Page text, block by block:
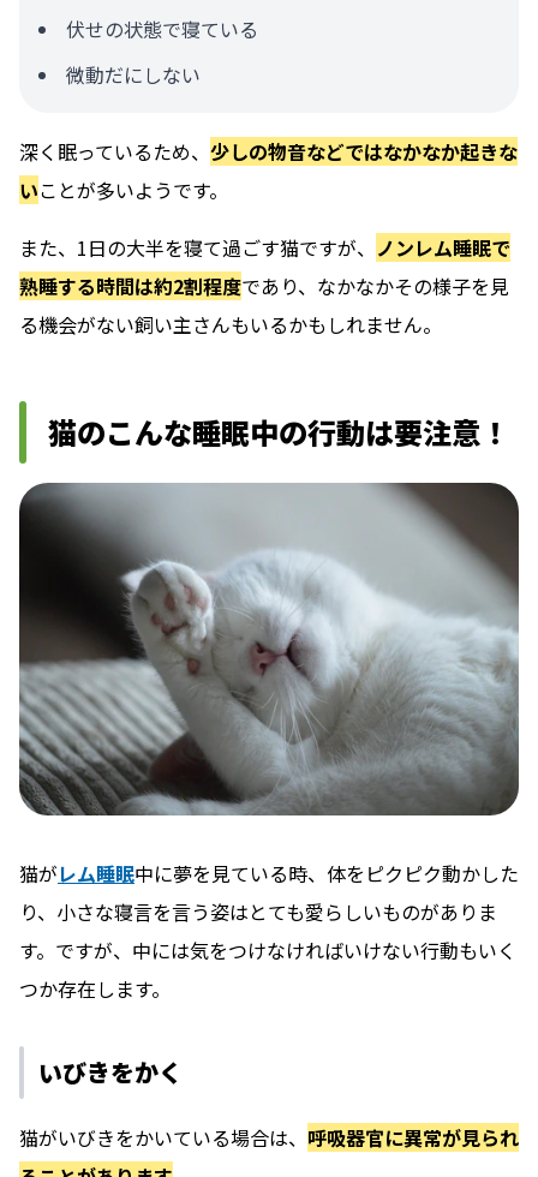
伏せの状態で寝ている
微動だにしない
深く眠っているため、 少しの物音などではなかなか起きな
いことが多いようです。
また、1日の大半を寝て過ごす猫ですが、 ノンレム睡眠で
熟睡する時間は約2割程度であり、なかなかその様子を見
る機会がない飼い主さんもいるかもしれません。
猫のこんな睡眠中の行動は要注意！
猫がレム睡眠中に夢を見ている時、体をピクピク動かした
り、小さな寝言を言う姿はとても愛らしいものがありま
す。ですが、中には気をつけなければいけない行動もいく
つか存在します。
いびきをかく
猫がいびきをかいている場合は、 呼吸器官に異常が見られ